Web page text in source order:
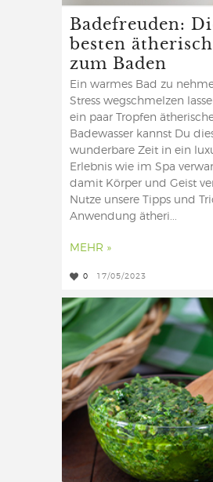
Badefreuden:
besten
zum Baden
Ein warmes Bad zu
Stress wegschmelzen
ein paar Tropfen
Badewasser kannst Du
wunderbare Zeit in ein
Erlebnis wie im Spa
damit Körper und Geist
Nutze unsere Tipps und
Anwendung ätheri...
MEHR »
0 17/05/2023